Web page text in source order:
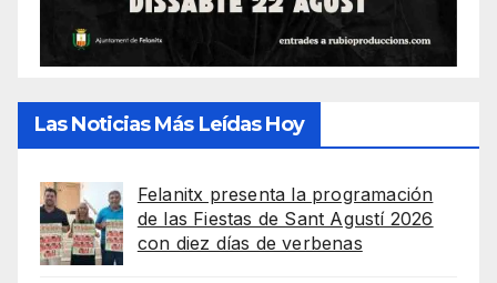
Las Noticias Más Leídas Hoy
Felanitx presenta la programación
de las Fiestas de Sant Agustí 2026
con diez días de verbenas